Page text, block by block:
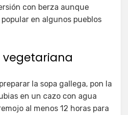
con berza aunque
en algunos pueblos
la sopa gallega, pon la
en un cazo con agua
al menos 12 horas para